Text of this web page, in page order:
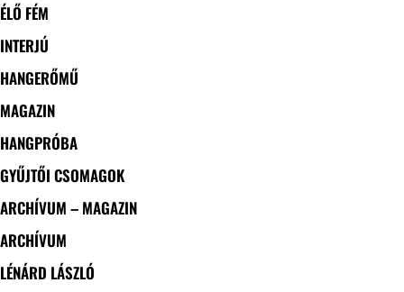
ÉLŐ FÉM
INTERJÚ
HANGERŐMŰ
MAGAZIN
HANGPRÓBA
GYŰJTŐI CSOMAGOK
ARCHÍVUM – MAGAZIN
ARCHÍVUM
LÉNÁRD LÁSZLÓ